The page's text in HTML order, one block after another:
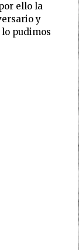
ello la
y
pudimos